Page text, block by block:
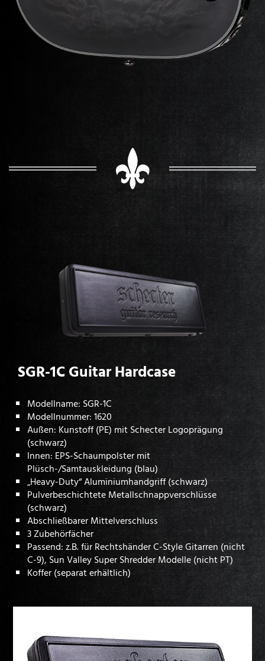
SGR-1C Guitar Hardcase
Modellname: SGR-1C
Modellnummer: 1620
Außen: Kunstoff (PE) mit Schecter Logoprägung
(schwarz)
Innen: EPS-Schaumpolster mit
Plüsch-/Samtauskleidung (blau)
„Heavy-Duty“ Aluminiumhandgriff (schwarz)
Pulverbeschichtete Metallschnappverschlüsse
(schwarz)
Abschließbarer Mittelverschluss
3 Zubehörfächer
Passend: z.B. für Rechtshänder C-Style Gitarren (nicht
C-9), Sun Valley Super Shredder Modelle (nicht PT)
Koffer (separat erhältlich)